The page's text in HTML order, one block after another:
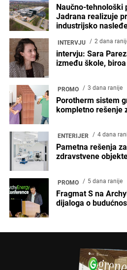
Naučno-tehnološki
Jadrana realizuje
industrijsko
INTERVJU 2 dana
intervju: Sara
između škole,
PROMO 3 dana ranije
Porotherm sistem
kompletno rešenje
ENTERIJER 4 dana
Pametna rešenja
zdravstvene
PROMO 5 dana ranije
Fragmat S na
dijaloga o